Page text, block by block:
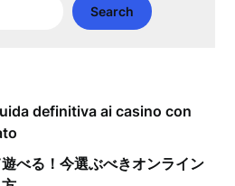
Search
definitiva ai casino con
べる！今選ぶべきオンライン